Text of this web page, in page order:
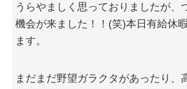
うらやましく思っておりましたが、
機会が来ました！！(笑)本日有給休
ます。
まだまだ野望ガラクタがあったり、